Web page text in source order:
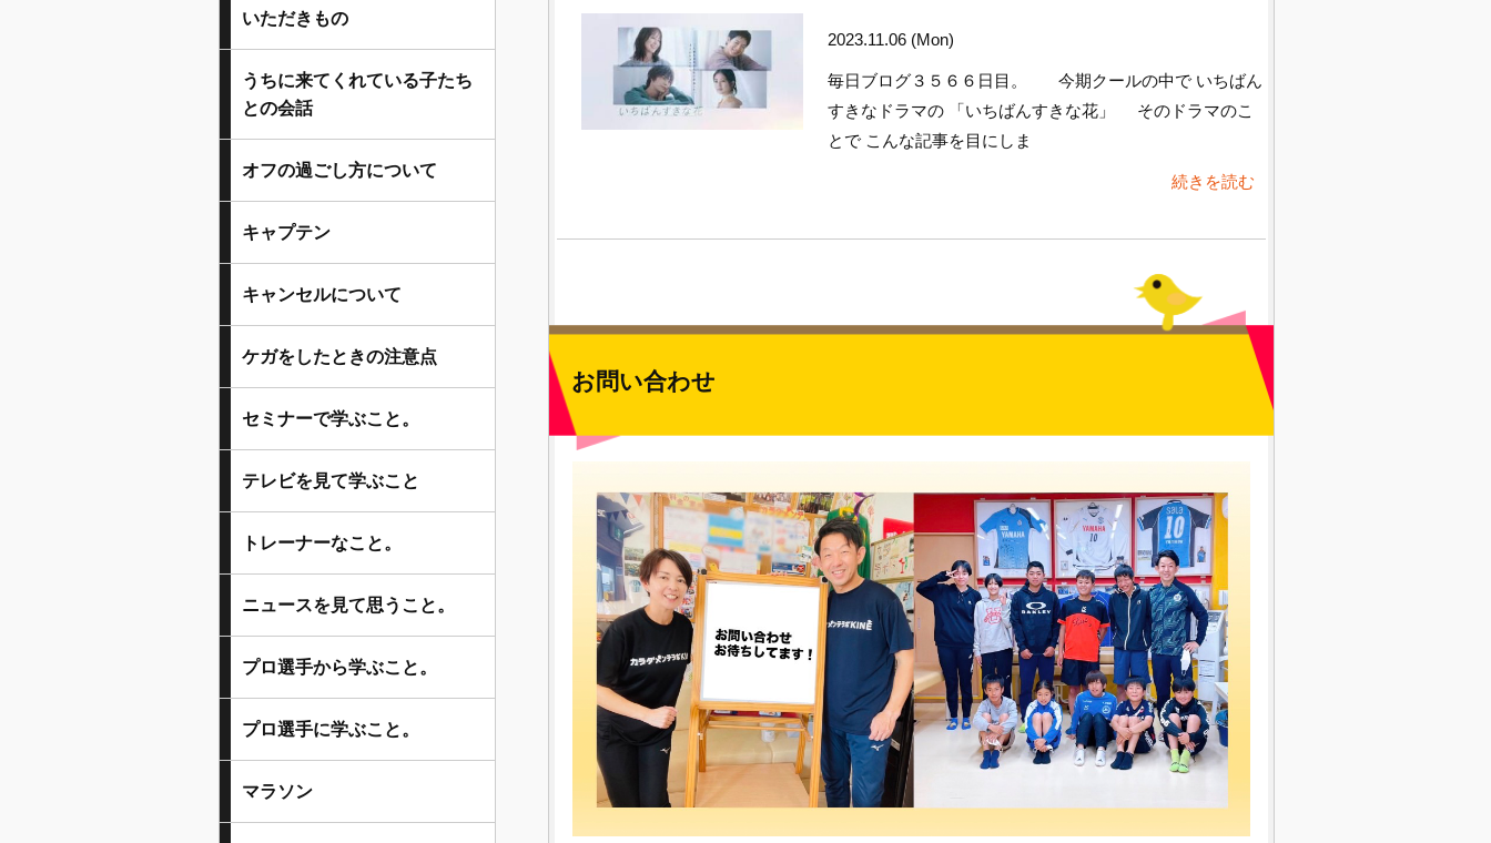
2023.11.06 (Mon)
毎日ブログ３５６６日目。 今期クールの中で いちばん
すきなドラマの 「いちばんすきな花」 そのドラマのこ
とで こんな記事を目にしま
続きを読む
お問い合わせ
いただきもの
うちに来てくれている子たち
との会話
オフの過ごし方について
キャプテン
キャンセルについて
ケガをしたときの注意点
セミナーで学ぶこと。
テレビを見て学ぶこと
トレーナーなこと。
ニュースを見て思うこと。
プロ選手から学ぶこと。
プロ選手に学ぶこと。
マラソン